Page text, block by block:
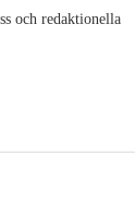
och redaktionella